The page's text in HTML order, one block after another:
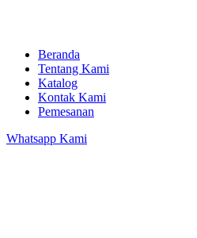
Beranda
Tentang Kami
Katalog
Kontak Kami
Pemesanan
Whatsapp Kami